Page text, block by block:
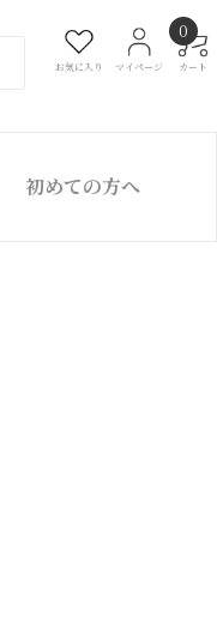
お気に入り マイページ カート
0
初めての方へ